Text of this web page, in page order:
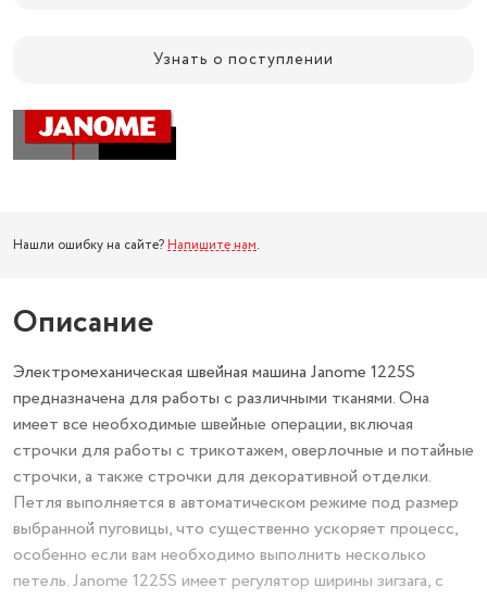
Узнать о поступлении
Нашли ошибку на сайте? Напишите нам.
Описание
Электромеханическая швейная машина Janome 1225S
предназначена для работы с различными тканями. Она
имеет все необходимые швейные операции, включая
строчки для работы с трикотажем, оверлочные и потайные
строчки, а также строчки для декоративной отделки.
Петля выполняется в автоматическом режиме под размер
выбранной пуговицы, что существенно ускоряет процесс,
особенно если вам необходимо выполнить несколько
петель. Janome 1225S имеет регулятор ширины зигзага, с